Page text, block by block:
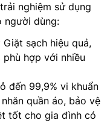
nghiệm sử dụng
người dùng:
sạch hiệu quả,
hợp với nhiều
đến 99,9% vi khuẩn
quần áo, bảo vệ
tốt cho gia đình có